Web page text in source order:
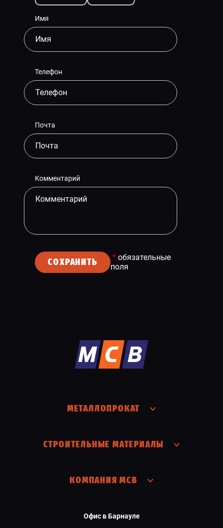
Имя
Телефон
Почта
Комментарий
СОХРАНИТЬ * обязательные
поля
МЕТАЛЛОПРОКАТ
СТРОИТЕЛЬНЫЕ МАТЕРИАЛЫ
КОМПАНИЯ МСВ
Офис в Барнауле